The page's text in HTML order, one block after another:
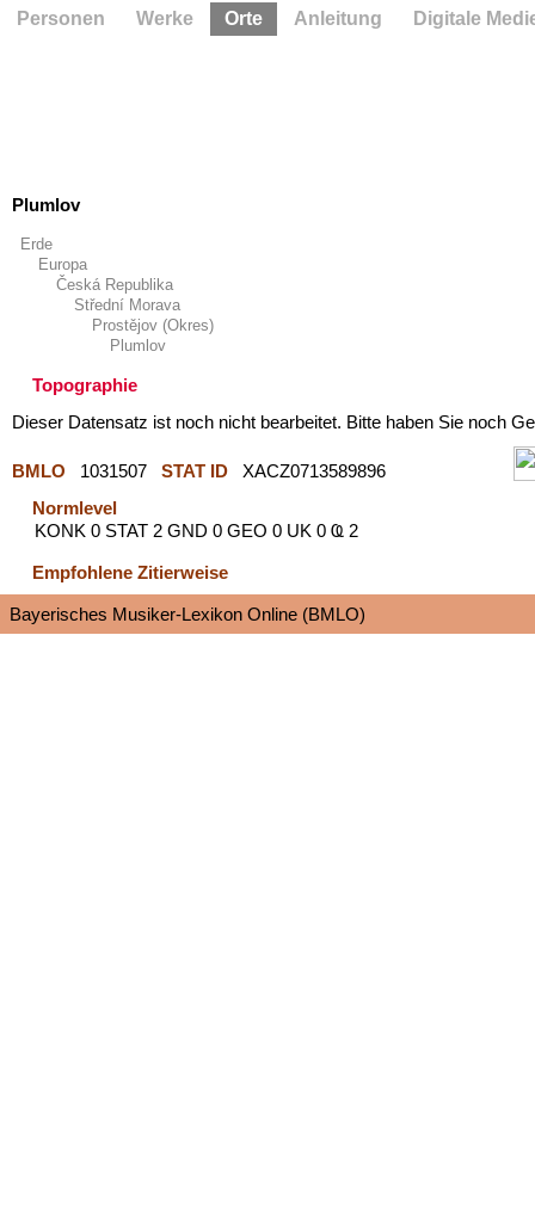
Plumlov
Erde
Europa
Česká Republika
Střední Morava
Prostějov (Okres)
Plumlov
Topographie
Dieser Datensatz ist noch nicht bearbeitet. Bitte haben Sie noch
BMLO 1031507 STAT ID
XACZ0713589896
Normlevel
KONK 0 STAT 2 GND 0 GEO 0 UK 0 Ҩ 2
Empfohlene Zitierweise
Bayerisches Musiker-Lexikon Online (BMLO)
Personen Werke Orte Anleitung Digitale